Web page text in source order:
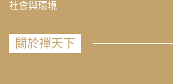
社會與環境
關於禪天下